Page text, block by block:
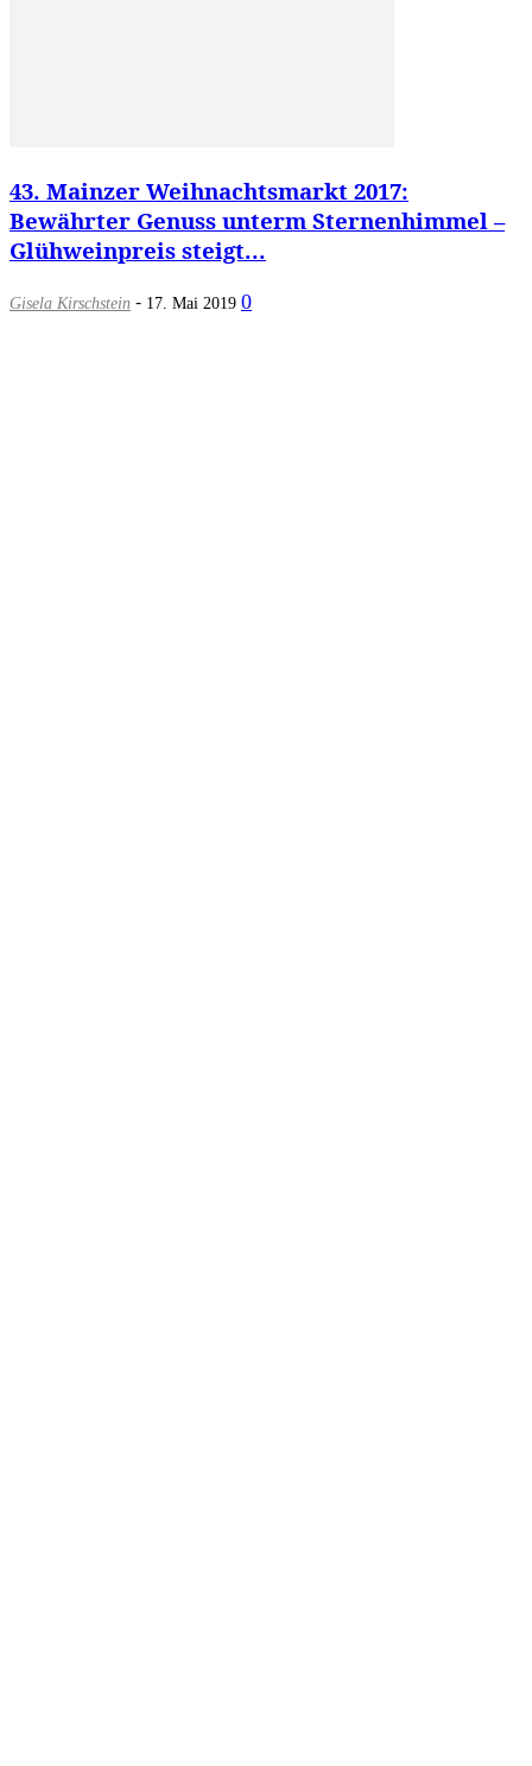
43. Mainzer Weihnachtsmarkt 2017:
Bewährter Genuss unterm Sternenhimmel –
Glühweinpreis steigt...
Gisela Kirschstein - 17. Mai 2019 0